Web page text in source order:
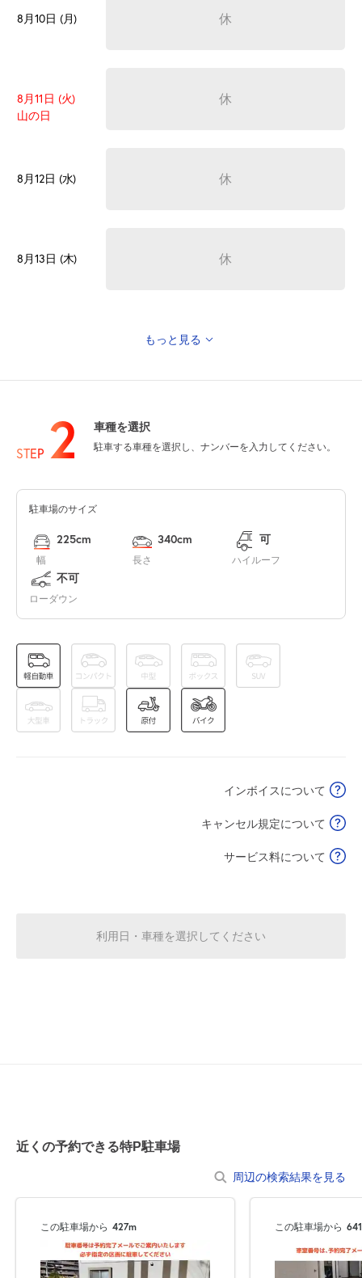
8月10日 (月) 休
8月11日 (火)
山の日
休
8月12日 (水) 休
8月13日 (木) 休
8月15日 (土) 休
8月16日 (日)
8月18日 (火) 休
休
休
休
8月25日 (火)
もっと見る
STEP 2 車種を選択
駐車する車種を選択し、ナンバーを入力してください。
駐車場のサイズ
幅
225cm
長さ
340cm
ハイルーフ
可
ローダウン
不可
インボイスについて
キャンセル規定について
サービス料について
利用日・車種を選択してください
近くの予約できる特P駐車場
周辺の検索結果を見る
この駐車場から 427m この駐車場から